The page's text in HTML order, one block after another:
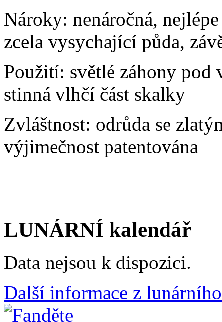
Nároky: nenáročná,
zcela vysychající půda,
Použití: světlé záhony pod
stinná vlhčí část skalky
Zvláštnost: odrůda se
výjimečnost patentována
LUNÁRNÍ kalendář
Data nejsou k dispozici.
Další informace z